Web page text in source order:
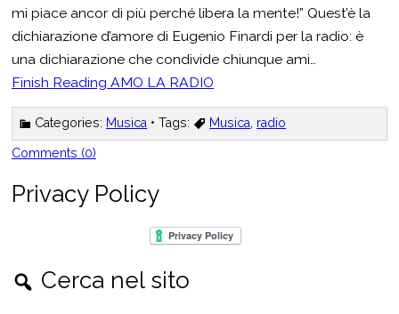
mi piace ancor di più perché libera la mente!” Quest’è la
dichiarazione d’amore di Eugenio Finardi per la radio: è
una dichiarazione che condivide chiunque ami…
Finish Reading AMO LA RADIO
Categories: Musica • Tags: Musica radio
Comments (0)
Privacy Policy
Cerca nel sito